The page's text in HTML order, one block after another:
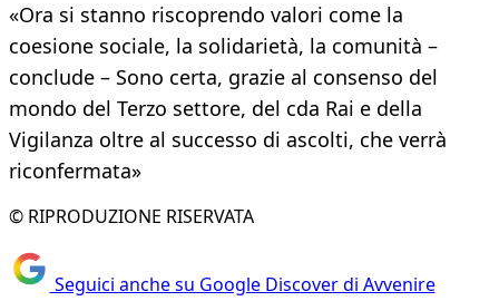
«Ora si stanno riscoprendo valori come la
coesione sociale, la solidarietà, la comunità –
conclude – Sono certa, grazie al consenso del
mondo del Terzo settore, del cda Rai e della
Vigilanza oltre al successo di ascolti, che verrà
riconfermata»
© RIPRODUZIONE RISERVATA
Seguici anche su Google Discover di Avvenire